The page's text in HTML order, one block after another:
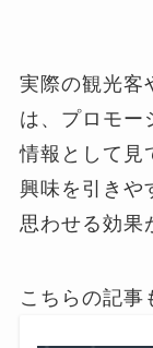
実際の観光客
は、プロモー
情報として見
興味を引きや
思わせる効果
こちらの記事